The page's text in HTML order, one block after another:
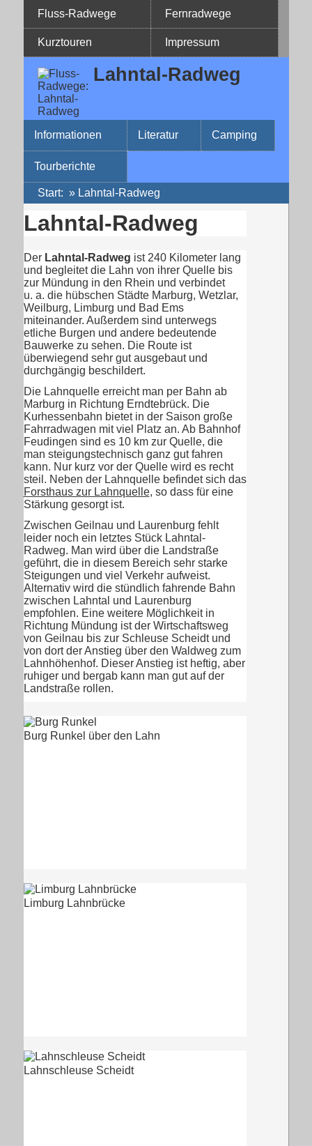
Fluss-Radwege Fernradwege
Kurztouren Impressum
Lahntal-Radweg
Informationen Literatur Camping
Tourberichte
Start: » Lahntal-Radweg
Lahntal-Radweg
Der Lahntal-Radweg ist 240 Kilometer lang
und begleitet die Lahn von ihrer Quelle bis
zur Mündung in den Rhein und verbindet
u. a. die hübschen Städte Marburg, Wetzlar,
Weilburg, Limburg und Bad Ems
miteinander. Außerdem sind unterwegs
etliche Burgen und andere bedeutende
Bauwerke zu sehen. Die Route ist
überwiegend sehr gut ausgebaut und
durchgängig beschildert.
Die Lahnquelle erreicht man per Bahn ab
Marburg in Richtung Erndtebrück. Die
Kurhessenbahn bietet in der Saison große
Fahrradwagen mit viel Platz an. Ab Bahnhof
Feudingen sind es 10 km zur Quelle, die
man steigungstechnisch ganz gut fahren
kann. Nur kurz vor der Quelle wird es recht
steil. Neben der Lahnquelle befindet sich das
Forsthaus zur Lahnquelle, so dass für eine
Stärkung gesorgt ist.
Zwischen Geilnau und Laurenburg fehlt
leider noch ein letztes Stück Lahntal-
Radweg. Man wird über die Landstraße
geführt, die in diesem Bereich sehr starke
Steigungen und viel Verkehr aufweist.
Alternativ wird die stündlich fahrende Bahn
zwischen Lahntal und Laurenburg
empfohlen. Eine weitere Möglichkeit in
Richtung Mündung ist der Wirtschaftsweg
von Geilnau bis zur Schleuse Scheidt und
von dort der Anstieg über den Waldweg zum
Lahnhöhenhof. Dieser Anstieg ist heftig, aber
ruhiger und bergab kann man gut auf der
Landstraße rollen.
Burg Runkel über den Lahn
Limburg Lahnbrücke
Lahnschleuse Scheidt